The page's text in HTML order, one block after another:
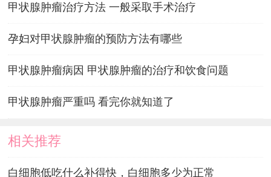
甲状腺肿瘤治疗方法 一般采取手术治疗
孕妇对甲状腺肿瘤的预防方法有哪些
甲状腺肿瘤病因 甲状腺肿瘤的治疗和饮食问题
甲状腺肿瘤严重吗 看完你就知道了
相关推荐
白细胞低吃什么补得快，白细胞多少为正常